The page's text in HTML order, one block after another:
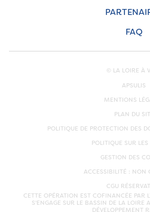
FAQ
© LA LOIRE À
APSULIS
MENTIONS
PLAN DU
POLITIQUE DE PROTECTION DES
POLITIQUE SUR LES
GESTION DES
ACCESSIBILITÉ : NON
CGU
CETTE OPÉRATION EST COFINANCÉE PAR
S'ENGAGE SUR LE BASSIN DE LA LOIRE
DÉVELOPPEMENT